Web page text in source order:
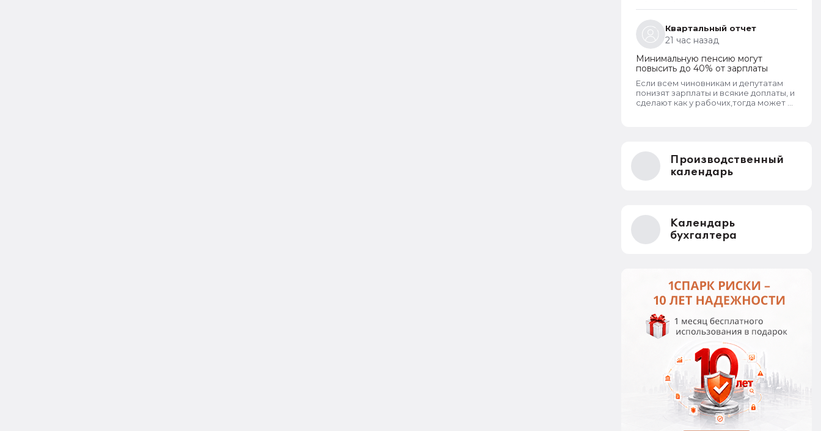
Квартальный отчет
21 час назад
Минимальную пенсию могут
повысить до 40% от зарплаты
Если всем чиновникам и депутатам
понизят зарплаты и всякие доплаты, и
сделают как у рабочих,тогда может и
Производственный
календарь
Календарь
бухгалтера